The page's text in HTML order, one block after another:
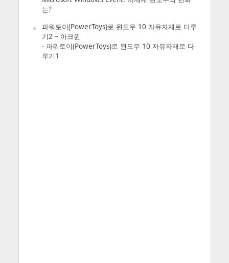
는?
파워토이(PowerToys)로 윈도우 10 자유자재로 다루
기2 – 아크윈
- 파워토이(PowerToys)로 윈도우 10 자유자재로 다
루기1